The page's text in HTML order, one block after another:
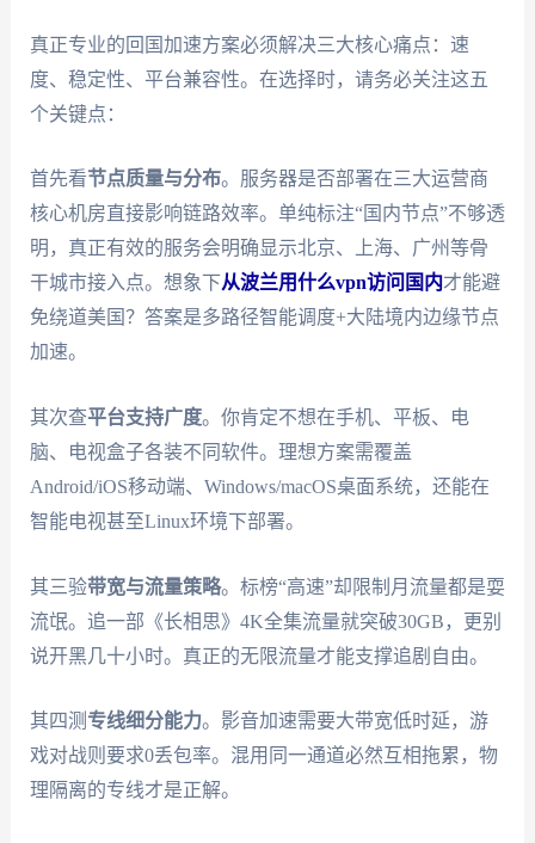
真正专业的回国加速方案必须解决三大核心痛点：速
度、稳定性、平台兼容性。在选择时，请务必关注这五
个关键点：
首先看节点质量与分布。服务器是否部署在三大运营商
核心机房直接影响链路效率。单纯标注“国内节点”不够透
明，真正有效的服务会明确显示北京、上海、广州等骨
干城市接入点。想象下从波兰用什么vpn访问国内才能避
免绕道美国？答案是多路径智能调度+大陆境内边缘节点
加速。
其次查平台支持广度。你肯定不想在手机、平板、电
脑、电视盒子各装不同软件。理想方案需覆盖
Android/iOS移动端、Windows/macOS桌面系统，还能在
智能电视甚至Linux环境下部署。
其三验带宽与流量策略。标榜“高速”却限制月流量都是耍
流氓。追一部《长相思》4K全集流量就突破30GB，更别
说开黑几十小时。真正的无限流量才能支撑追剧自由。
其四测 专线细分能力。影音加速需要大带宽低时延，游
戏对战则要求0丢包率。混用同一通道必然互相拖累，物
理隔离的专线才是正解。